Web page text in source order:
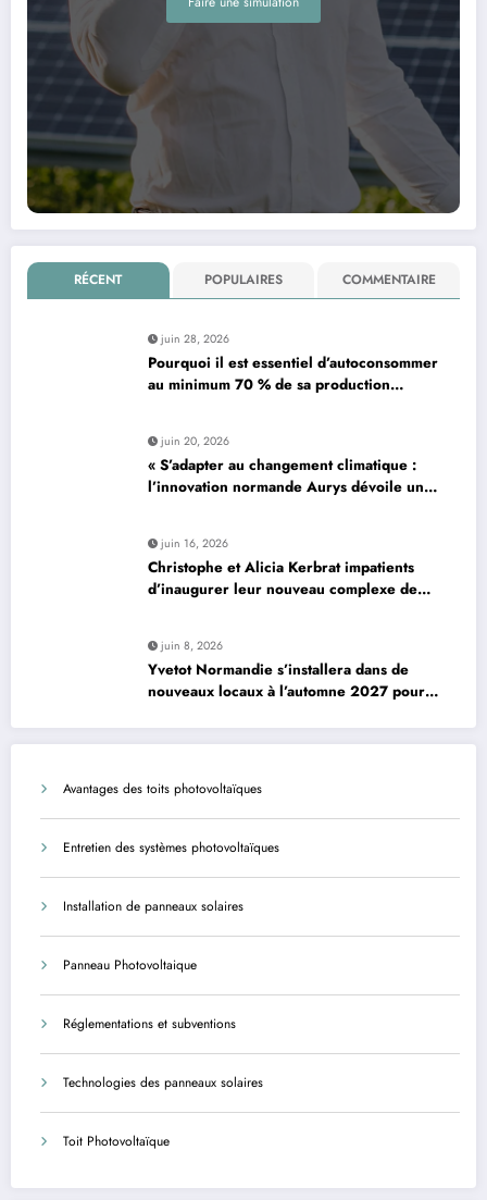
RÉCENT POPULAIRES COMMENTAIRE
juin 28, 2026
Pourquoi il est essentiel d’autoconsommer
au minimum 70 % de sa production
juin 20, 2026
« S’adapter au changement climatique :
l’innovation normande Aurys dévoile un
juin 16, 2026
Christophe et Alicia Kerbrat impatients
d’inaugurer leur nouveau complexe de
juin 8, 2026
Yvetot Normandie s’installera dans de
nouveaux locaux à l’automne 2027 pour
Avantages des toits photovoltaïques
Entretien des systèmes photovoltaïques
Installation de panneaux solaires
Panneau Photovoltaique
Réglementations et subventions
Technologies des panneaux solaires
Toit Photovoltaïque